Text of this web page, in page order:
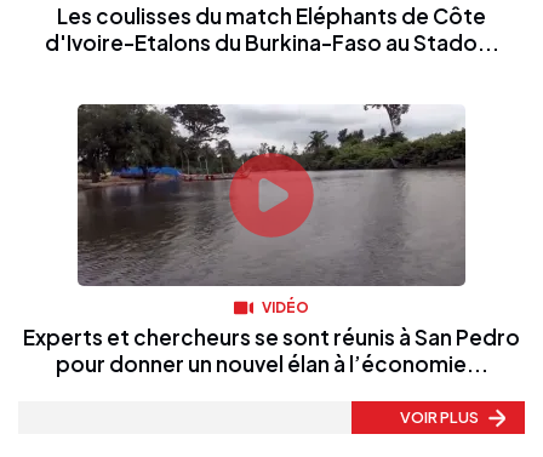
Les coulisses du match Eléphants de Côte
d'Ivoire-Etalons du Burkina-Faso au Stado...
VIDÉO
Experts et chercheurs se sont réunis à San Pedro
pour donner un nouvel élan à l’économie...
VOIR PLUS